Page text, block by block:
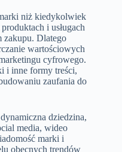
niż kiedykolwiek
i usługach
zakupu. Dlatego
wartościowych
cyfrowego.
i inne formy treści,
zaufania do
dziedzina,
media, wideo
marki i
obecnych trendów